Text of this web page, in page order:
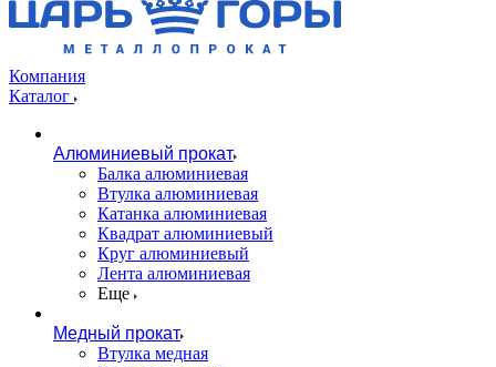
Компания
Каталог
Алюминиевый прокат
Балка алюминиевая
Втулка алюминиевая
Катанка алюминиевая
Квадрат алюминиевый
Круг алюминиевый
Лента алюминиевая
Еще
Медный прокат
Втулка медная